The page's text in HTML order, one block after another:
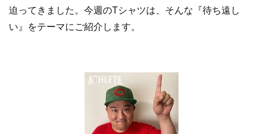
迫ってきました。今週のTシャツは、そんな『待ち遠し
い』をテーマにご紹介します。